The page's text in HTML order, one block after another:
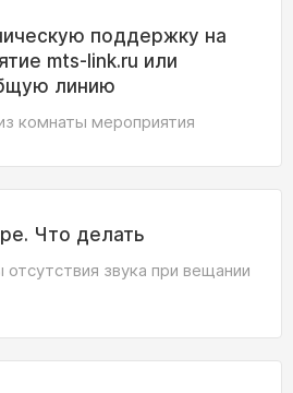
поддержку на
mts-link.ru или
линию
комнаты мероприятия
Что делать
звука при вещании